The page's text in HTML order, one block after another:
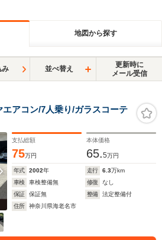
地図から探す
み 並べ替え
更新時に
メール受信
アコン/7人乗り/ガラスコーテ
支払総額
75万円
本体価格
65.5万円
年式 2002年 走行 6.3万km
車検
車検整備無 修復
なし
保証
保証無 整備
法定整備付
住所
神奈川県海老名市